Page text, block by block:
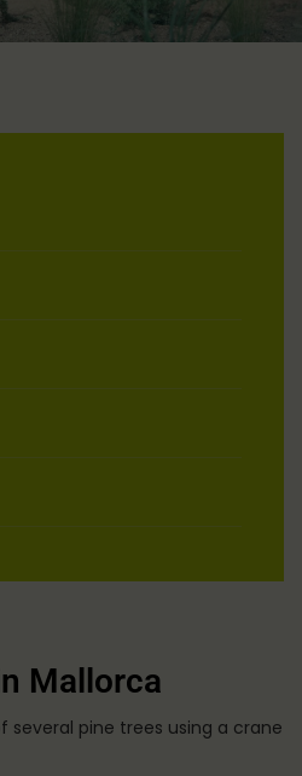
Mallorca
several pine trees using a crane